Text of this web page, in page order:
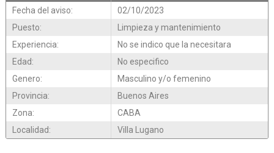
Fecha del aviso:
02/10/2023
Puesto:
Limpieza y mantenimiento
Experiencia:
No se indico que la necesitara
Edad:
No especifico
Genero:
Masculino y/o femenino
Provincia:
Buenos Aires
Zona:
CABA
Localidad:
Villa Lugano